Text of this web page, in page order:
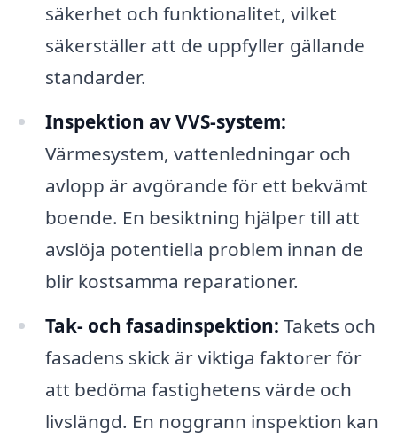
säkerhet och funktionalitet, vilket
säkerställer att de uppfyller gällande
standarder.
Inspektion av VVS-system:
Värmesystem, vattenledningar och
avlopp är avgörande för ett bekvämt
boende. En besiktning hjälper till att
avslöja potentiella problem innan de
blir kostsamma reparationer.
Tak- och fasadinspektion: Takets och
fasadens skick är viktiga faktorer för
att bedöma fastighetens värde och
livslängd. En noggrann inspektion kan